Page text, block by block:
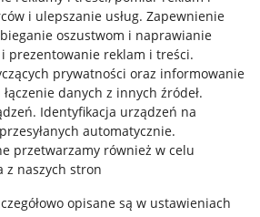
i ulepszanie usług. Zapewnienie
oszustwom i naprawianie
prezentowanie reklam i treści.
prywatności oraz informowanie
danych z innych źródeł.
. Identyfikacja urządzeń na
automatycznie.
przetwarzamy również w celu
z naszych stron
opisane są w ustawieniach